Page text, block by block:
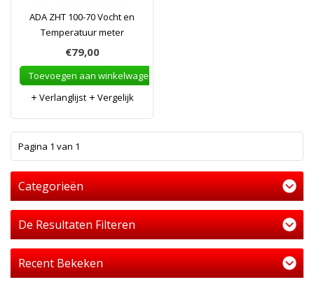
ADA ZHT 100-70 Vocht en
Temperatuur meter
€79,00
Toevoegen aan winkelwagen
Verlanglijst
Vergelijk
Pagina 1 van 1
Categorieën
De Resultaten Filteren
Recent Bekeken